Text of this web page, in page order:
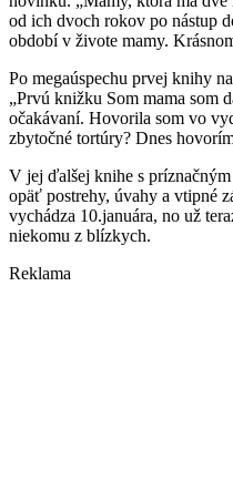
od ich dvoch rokov po nástup
období v živote mamy.
Po megaúspechu prvej knihy
„Prvú knižku Som mama som
očakávaní. Hovorila som vo
zbytočné tortúry? Dnes
V jej ďalšej knihe s príznačným
opäť postrehy, úvahy a vtipné
vychádza 10.januára, no už
niekomu z blízkych.
Reklama